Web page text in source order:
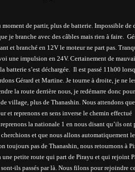
de partir, plus de batterie. Impossible de
je branche avec des câbles mais rien à faire.
et branché en 12V le moteur ne part pas.
une impulsion en 24V. Certainement de
batterie s’est déchargée. Il est passé 11h00
Gérard et Martine. Je tourne à droite, je ne
la route derrière nous, je redémarre donc
village, plus de Thanashin. Nous attendons
et reprenons en sens inverse le chemin effectué
la nationale 1 en nous disant qu’ils ont
et que nous allons automatiquement
toujours pas de Thanashin, nous retournons à
une petite route qui part de Pirayu et qui rejoint
ils passés par là. Nous filons pour rejoindre